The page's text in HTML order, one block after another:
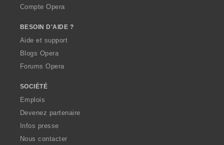
Compte Opera
BESOIN D'AIDE ?
Aide et support
Blogs Opera
Forums Opera
SOCIÉTÉ
Emplois
Devenez partenaire
Infos presse
Nous contacter